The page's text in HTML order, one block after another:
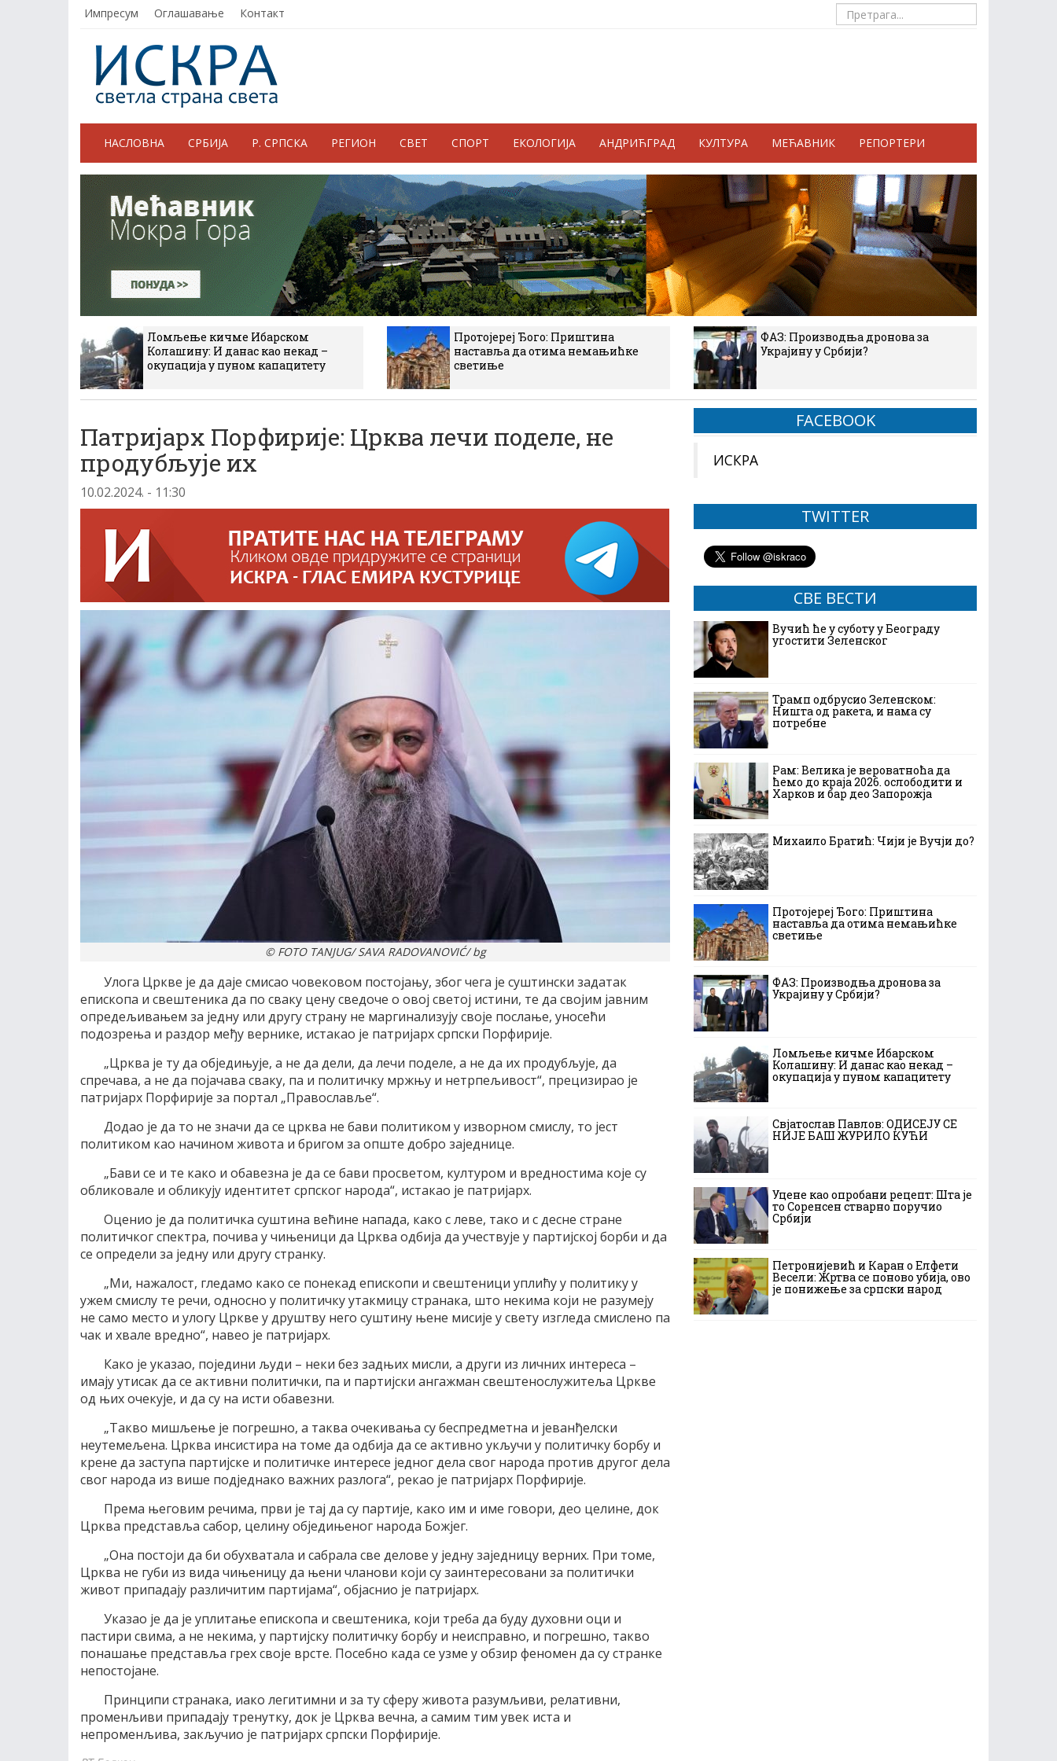
Импресум Оглашавање Контакт
НАСЛОВНА СРБИЈА Р. СРПСКА РЕГИОН СВЕТ СПОРТ ЕКОЛОГИЈА АНДРИЋГРАД КУЛТУРА МЕЋАВНИК РЕПОРТЕРИ
Ломљење кичме Ибарском
Колашину: И данас као некад –
окупација у пуном капацитету
Протојереј Ђого: Приштина
наставља да отима немањићке
светиње
ФАЗ: Производња дронова за
Украјину у Србији?
Патријарх Порфирије: Црква лечи поделе, не
продубљује их
10.02.2024. - 11:30
© FOTO TANJUG/ SAVA RADOVANOVIĆ/ bg
Улога Цркве је да даје смисао човековом постојању, због чега је суштински задатак
епископа и свештеника да по сваку цену сведоче о овој светој истини, те да својим јавним
опредељивањем за једну или другу страну не маргинализују своје послање, уносећи
подозрења и раздор међу вернике, истакао је патријарх српски Порфирије.
„Црква је ту да обједињује, а не да дели, да лечи поделе, а не да их продубљује, да
спречава, а не да појачава сваку, па и политичку мржњу и нетрпељивост“, прецизирао је
патријарх Порфирије за портал „Православље“.
Додао је да то не значи да се црква не бави политиком у изворном смислу, то јест
политиком као начином живота и бригом за опште добро заједнице.
„Бави се и те како и обавезна је да се бави просветом, културом и вредностима које су
обликовале и обликују идентитет српског народа“, истакао је патријарх.
Оценио је да политичка суштина већине напада, како с леве, тако и с десне стране
политичког спектра, почива у чињеници да Црква одбија да учествује у партијској борби и да
се определи за једну или другу странку.
„Ми, нажалост, гледамо како се понекад епископи и свештеници уплићу у политику у
ужем смислу те речи, односно у политичку утакмицу странака, што некима који не разумеју
не само место и улогу Цркве у друштву него суштину њене мисије у свету изгледа смислено па
чак и хвале вредно“, навео је патријарх.
Како је указао, поједини људи – неки без задњих мисли, а други из личних интереса –
имају утисак да се активни политички, па и партијски ангажман свештенослужитеља Цркве
од њих очекује, и да су на исти обавезни.
„Такво мишљење је погрешно, а таква очекивања су беспредметна и јеванђелски
неутемељена. Црква инсистира на томе да одбија да се активно укључи у политичку борбу и
крене да заступа партијске и политичке интересе једног дела свог народа против другог дела
свог народа из више подједнако важних разлога“, рекао је патријарх Порфирије.
Према његовим речима, први је тај да су партије, како им и име говори, део целине, док
Црква представља сабор, целину обједињеног народа Божјег.
„Она постоји да би обухватала и сабрала све делове у једну заједницу верних. При томе,
Црква не губи из вида чињеницу да њени чланови који су заинтересовани за политички
живот припадају различитим партијама“, објаснио је патријарх.
Указао је да је уплитање епископа и свештеника, који треба да буду духовни оци и
пастири свима, а не некима, у партијску политичку борбу и неисправно, и погрешно, такво
понашање представља грех своје врсте. Посебно када се узме у обзир феномен да су странке
непостојане.
Принципи странака, иако легитимни и за ту сферу живота разумљиви, релативни,
променљиви припадају тренутку, док је Црква вечна, а самим тим увек иста и
непроменљива, закључио је патријарх српски Порфирије.
FACEBOOK
ИСКРА
TWITTER
СВЕ ВЕСТИ
Вучић ће у суботу у Београду
угостити Зеленског
Трамп одбрусио Зеленском:
Ништа од ракета, и нама су
потребне
Рам: Велика је вероватноћа да
ћемо до краја 2026. ослободити и
Харков и бар део Запорожја
Михаило Братић: Чији је Вучји до?
Протојереј Ђого: Приштина
наставља да отима немањићке
светиње
ФАЗ: Производња дронова за
Украјину у Србији?
Ломљење кичме Ибарском
Колашину: И данас као некад –
окупација у пуном капацитету
Свјатослав Павлов: ОДИСЕЈУ СЕ
НИЈЕ БАШ ЖУРИЛО КУЋИ
Уцене као опробани рецепт: Шта је
то Соренсен стварно поручио
Србији
Петронијевић и Каран о Елфети
Весели: Жртва се поново убија, ово
је понижење за српски народ